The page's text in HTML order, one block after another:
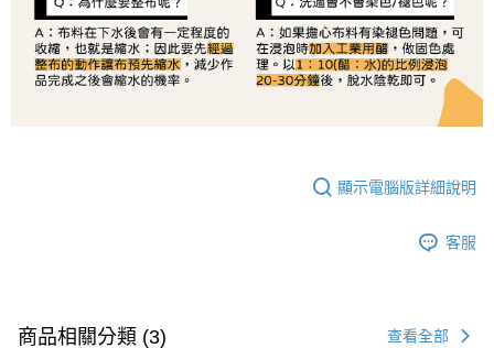
顯示電腦版詳細說明
客服
商品相關分類 (3) 查看全部